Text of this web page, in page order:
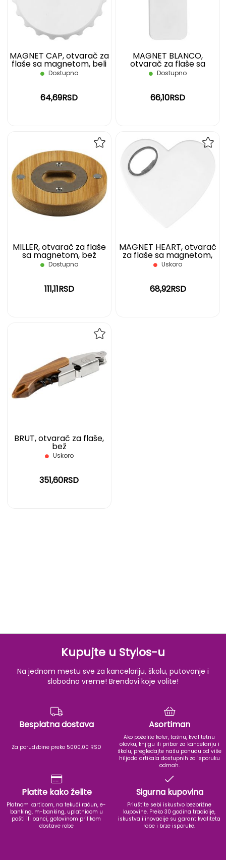
MAGNET CAP, otvarač za
flaše sa magnetom, beli
Dostupno
64,69RSD
ŽELJA
MAGNET BLANCO,
otvarač za flaše sa
magnetom, beli
Dostupno
66,10RSD
MILLER, otvarač za flaše
sa magnetom, bež
Dostupno
111,11RSD
NA
LISTU
MAGNET HEART, otvarač
za flaše sa magnetom,
beli
Uskoro
68,92RSD
BRUT, otvarač za flaše,
bež
Uskoro
351,60RSD
NA
Kupujte u Stylos-u
Na jednom mestu sve za kancelariju, školu, putovanje i
slobodno vreme! Brendovi koje volite!
Besplatna dostava
Za porudzbine preko 5000,00 RSD
Asortiman
Ako poželite kofer, tašnu, kvalitetnu
olovku, knjigu ili pribor za kancelariju i
školu, pregledajte našu ponudu od više
hiljada artikala dostupnih za isporuku
odmah.
Platite kako želite
Platnom karticom, na tekući račun, e-
banking, m-banking, uplatnicom u
pošti ili banci, gotovinom prilikom
dostave robe
Sigurna kupovina
Priuštite sebi iskustvo bezbrižne
kupovine. Preko 30 godina tradicije,
iskustva i inovacije su garant kvaliteta
robe i brze isporuke.